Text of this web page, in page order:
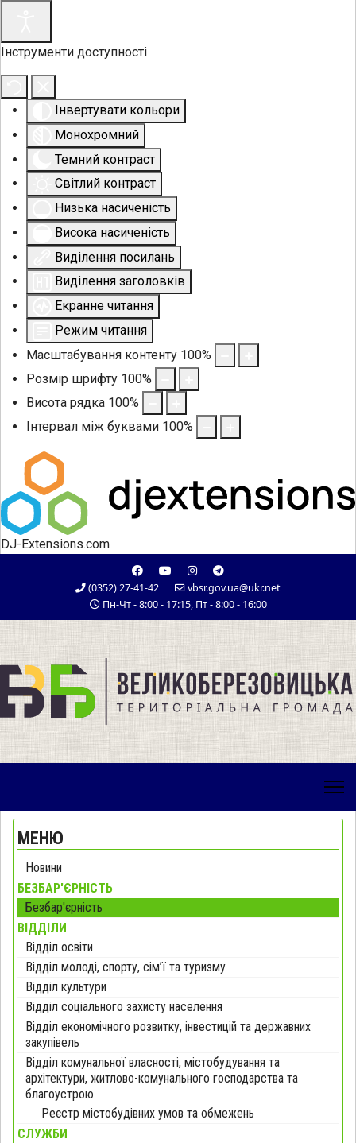
Інструменти доступності
Інвертувати кольори
Монохромний
Темний контраст
Світлий контраст
Низька насиченість
Висока насиченість
Виділення посилань
Виділення заголовків
Екранне читання
Режим читання
Масштабування контенту 100%
Розмір шрифту 100%
Висота рядка 100%
Інтервал між буквами 100%
DJ-Extensions.com
(0352) 27-41-42
vbsr.gov.ua@ukr.net
Пн-Чт - 8:00 - 17:15, Пт - 8:00 - 16:00
МЕНЮ
Новини
БЕЗБАР'ЄРНІСТЬ
Безбар'єрність
ВІДДІЛИ
Відділ освіти
Відділ молоді, спорту, сім’ї та туризму
Відділ культури
Відділ соціального захисту населення
Відділ економічного розвитку, інвестицій та державних
закупівель
Відділ комунальної власності, містобудування та
архітектури, житлово-комунального господарства та
благоустрою
Реєстр містобудівних умов та обмежень
СЛУЖБИ